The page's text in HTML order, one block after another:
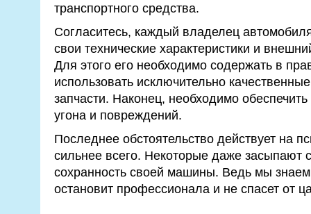
транспортного средства.
Согласитесь, каждый владелец
свои технические характеристики и
Для этого его необходимо содержать в
использовать исключительно
запчасти. Наконец, необходимо
угона и повреждений.
Последнее обстоятельство действует на
сильнее всего. Некоторые даже засыпают
сохранность своей машины. Ведь мы
остановит профессионала и не спасет от